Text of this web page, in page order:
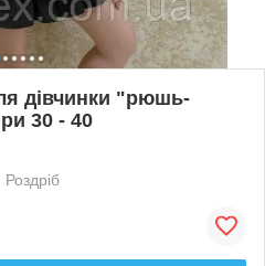
дівчинки "рюшь-
30 - 40
Роздріб